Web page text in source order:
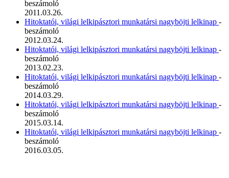
beszámoló
2011.03.26.
Hitoktatói, világi lelkipásztori munkatársi nagyböjti lelkinap -
beszámoló
2012.03.24.
Hitoktatói, világi lelkipásztori munkatársi nagyböjti lelkinap -
beszámoló
2013.02.23.
Hitoktatói, világi lelkipásztori munkatársi nagyböjti lelkinap -
beszámoló
2014.03.29.
Hitoktatói, világi lelkipásztori munkatársi nagyböjti lelkinap -
beszámoló
2015.03.14.
Hitoktatói, világi lelkipásztori munkatársi nagyböjti lelkinap -
beszámoló
2016.03.05.